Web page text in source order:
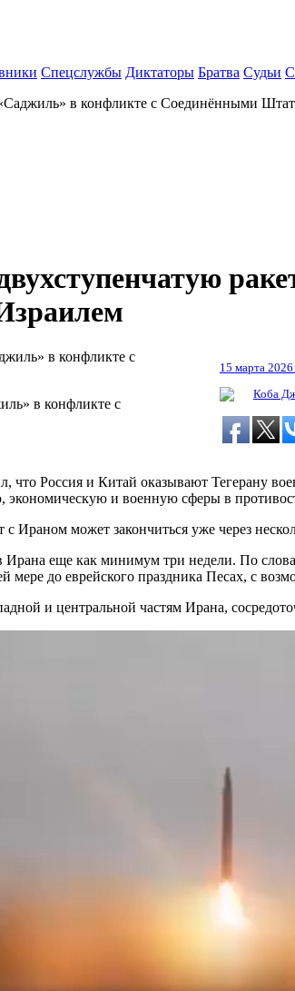
Спецслужбы Диктаторы Братва Судьи
в конфликте с Соединёнными
в конфликте с
15 марта 2026
Коба
Россия и Китай оказывают Тегерану
экономическую и военную сферы в
может закончиться уже через
еще как минимум три недели. По
до еврейского праздника Песах, с
и центральной частям Ирана,